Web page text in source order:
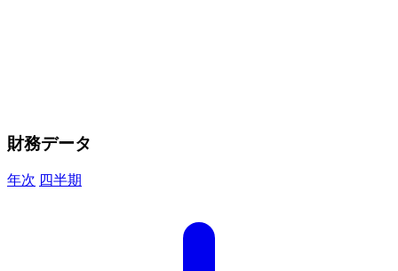
財務データ
年次 四半期